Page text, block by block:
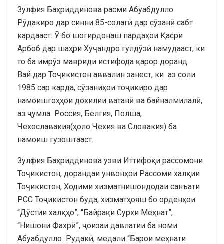
Зулфия Баҳриддинова расми Абуабдулло
Рӯдакиро дар синни 85-солагӣ дар сӯзанӣ сабт
кардааст. Ӯ бо шогирдонаш пардаҳои Қасри
Арбоб дар шаҳри Хуҷандро гулдӯзӣ намудааст, ки
то ба имрӯз мавриди истифода қарор доранд.
Вай дар Тоҷикистон аввалин занест, ки аз соли
1985 сар карда, сӯзаниҳои тоҷикиро дар
намоишгоҳҳои дохилии ватанӣ ва байналмилалӣ,
аз ҷумла Россия, Белгия, Полша,
Чехославакия(ҳоло Чехия ва Словакия) ба
намоиш гузоштааст.
Зулфия Баҳриддинова узви Иттифоқи рассомони
Тоҷикистон, дорандаи унвонҳои Рассоми халқии
Тоҷикистон, Ходими хизматнишондодаи санъати
РСС Тоҷикистон буда, хизматҳояш бо орденҳои
“Дӯстии халқҳо”, “Байрақи Сурхи Меҳнат”,
“Нишони Фахрӣ”, ҷоизаи давлатии ба номи
Абуабдулло Рудакӣ, медали “Барои меҳнати